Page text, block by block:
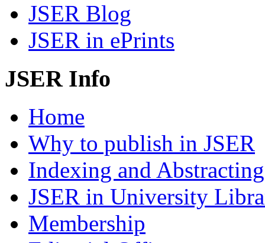
JSER Blog
JSER in ePrints
JSER Info
Home
Why to publish in JSER
Indexing and Abstracting
JSER in University
Membership